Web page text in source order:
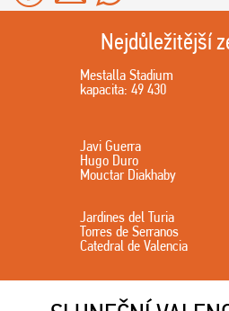
Nejdůležitější
Mestalla Stadium
kapacita: 49 430
Javi Guerra
Hugo Duro
Mouctar Diakhaby
Jardines del Turia
Torres de Serranos
Catedral de Valencia